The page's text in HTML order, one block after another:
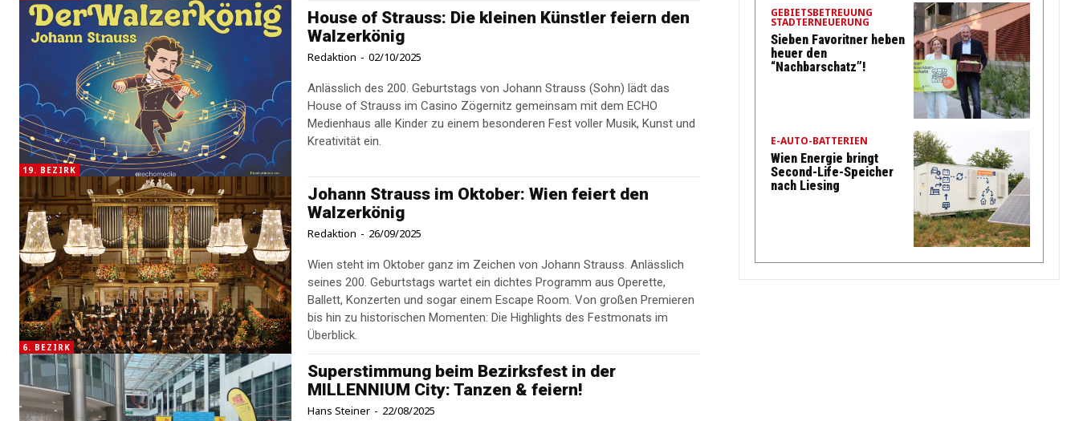
19. BEZIRK
House of Strauss: Die kleinen Künstler feiern den
Walzerkönig
Redaktion - 02/10/2025
Anlässlich des 200. Geburtstags von Johann Strauss (Sohn) lädt das
House of Strauss im Casino Zögernitz gemeinsam mit dem ECHO
Medienhaus alle Kinder zu einem besonderen Fest voller Musik, Kunst und
Kreativität ein.
6. BEZIRK
Johann Strauss im Oktober: Wien feiert den
Walzerkönig
Redaktion - 26/09/2025
Wien steht im Oktober ganz im Zeichen von Johann Strauss. Anlässlich
seines 200. Geburtstags wartet ein dichtes Programm aus Operette,
Ballett, Konzerten und sogar einem Escape Room. Von großen Premieren
bis hin zu historischen Momenten: Die Highlights des Festmonats im
Überblick.
Superstimmung beim Bezirksfest in der
MILLENNIUM City: Tanzen & feiern!
Hans Steiner - 22/08/2025
GEBIETSBETREUUNG
STADTERNEUERUNG
Sieben Favoritner heben
heuer den
“Nachbarschatz”!
E-AUTO-BATTERIEN
Wien Energie bringt
Second-Life-Speicher
nach Liesing